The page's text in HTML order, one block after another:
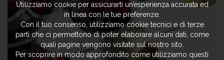
Utilizziamo cookie per assicurarti un’esperienza accurata ed
in linea con le tue preferenze.
Con il tuo consenso, utilizziamo cookie tecnici e di terze
parti che ci permettono di poter elaborare alcuni dati, come
quali pagine vengono visitate sul nostro sito.
Per scoprire in modo approfondito come utilizziamo questi